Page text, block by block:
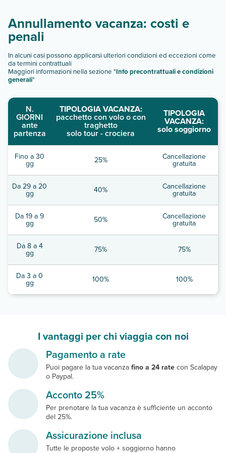
Annullamento vacanza: costi e
penali
In alcuni casi possono applicarsi ulteriori condizioni ed eccezioni come
da termini contrattuali
Maggiori informazioni nella sezione "Info precontrattuali e condizioni
generali"
N.
GIORNI
ante
partenza
TIPOLOGIA VACANZA:
pacchetto con volo o con
traghetto
solo tour - crociera
TIPOLOGIA
VACANZA:
solo soggiorno
Fino a 30
gg 25% Cancellazione
gratuita
Da 29 a 20
gg 40% Cancellazione
gratuita
Da 19 a 9
gg 50% Cancellazione
gratuita
Da 8 a 4
gg 75% 75%
Da 3 a 0
gg 100% 100%
I vantaggi per chi viaggia con noi
Pagamento a rate
Puoi pagare la tua vacanzafino a 24 ratecon Scalapay
o Paypal.
Acconto 25%
Per prenotare la tua vacanza è sufficiente un acconto
del 25%.
Assicurazione inclusa
Tutte le proposte volo + soggiorno hanno